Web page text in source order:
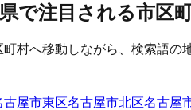
で注目される市区
村へ移動しながら、検索語の
古屋市東区名古屋市北区名古屋